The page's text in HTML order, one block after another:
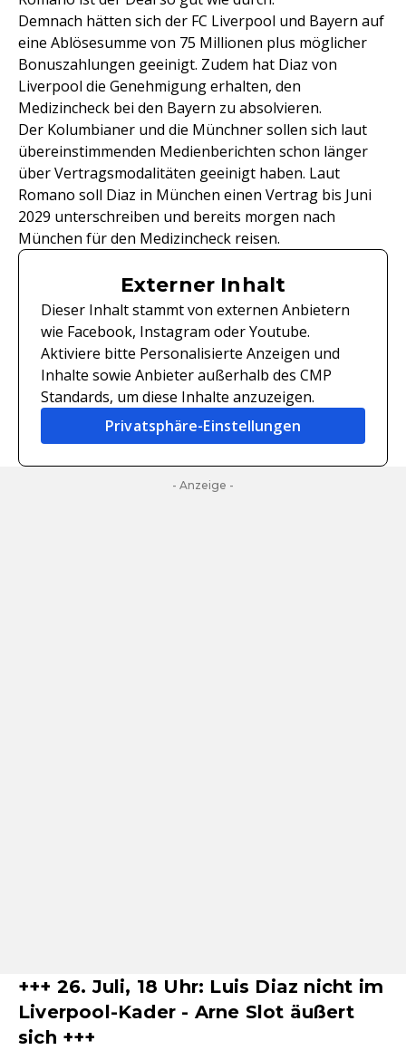
Demnach hätten sich der FC Liverpool und Bayern auf
eine Ablösesumme von 75 Millionen plus möglicher
Bonuszahlungen geeinigt. Zudem hat Diaz von
Liverpool die Genehmigung erhalten, den
Medizincheck bei den Bayern zu absolvieren.
Der Kolumbianer und die Münchner sollen sich laut
übereinstimmenden Medienberichten schon länger
über Vertragsmodalitäten geeinigt haben. Laut
Romano soll Diaz in München einen Vertrag bis Juni
2029 unterschreiben und bereits morgen nach
München für den Medizincheck reisen.
Externer Inhalt
Dieser Inhalt stammt von externen Anbietern
wie Facebook, Instagram oder Youtube.
Aktiviere bitte Personalisierte Anzeigen und
Inhalte sowie Anbieter außerhalb des CMP
Standards, um diese Inhalte anzuzeigen.
Privatsphäre-Einstellungen
- Anzeige -
+++ 26. Juli, 18 Uhr: Luis Diaz nicht im
Liverpool-Kader - Arne Slot äußert
sich +++